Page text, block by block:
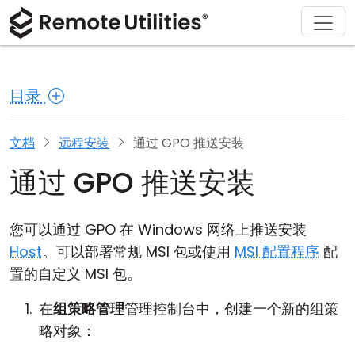
目录
文档 远程安装 通过 GPO 推送安装
通过 GPO 推送安装
您可以通过 GPO 在 Windows 网络上推送安装
Host。可以部署常规 MSI 包或使用 MSI 配置程序 配
置的自定义 MSI 包。
在组策略管理管理控制台中，创建一个新的组策
略对象：
产品
安全性
截图
发行说明
连接模式
无人值守访问
Active Directory 支持
MSI 配置
解决方案
制造业与零售
医疗保健
教育与政府
信息技术
下载
macOS
Linux
iOS/Android
购买
许可证助手
升级您的许可证
支持
文档
知识库
关于
新闻发布室
撰写评论